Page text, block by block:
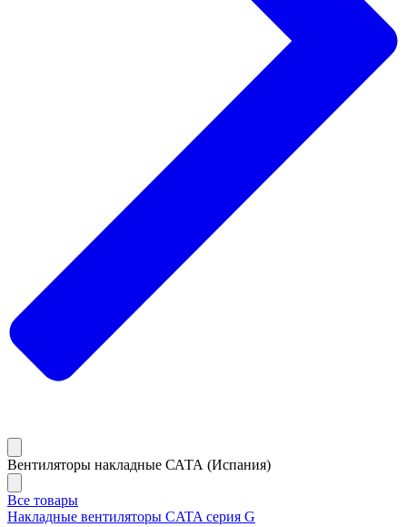
Вентиляторы накладные САТА (Испания)
Все товары
Накладные вентиляторы CATA серия G